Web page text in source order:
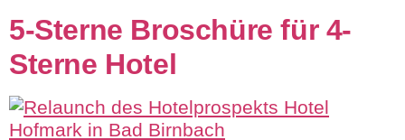
5-Sterne Broschüre für 4-
Sterne Hotel